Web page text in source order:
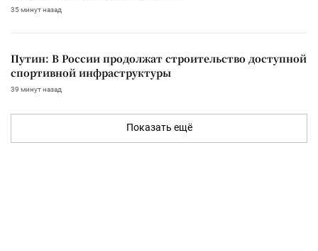
35 минут назад
Путин: В России продолжат строительство доступной
спортивной инфраструктуры
39 минут назад
Показать ещё